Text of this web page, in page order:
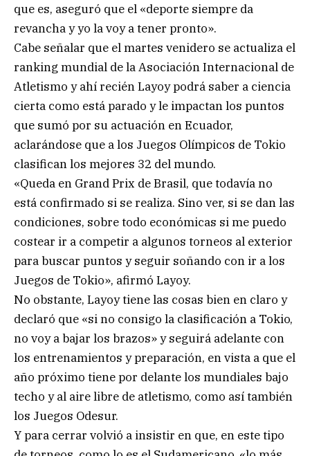
que es, aseguró que el «deporte siempre da
revancha y yo la voy a tener pronto».
Cabe señalar que el martes venidero se actualiza el
ranking mundial de la Asociación Internacional de
Atletismo y ahí recién Layoy podrá saber a ciencia
cierta como está parado y le impactan los puntos
que sumó por su actuación en Ecuador,
aclarándose que a los Juegos Olímpicos de Tokio
clasifican los mejores 32 del mundo.
«Queda en Grand Prix de Brasil, que todavía no
está confirmado si se realiza. Sino ver, si se dan las
condiciones, sobre todo económicas si me puedo
costear ir a competir a algunos torneos al exterior
para buscar puntos y seguir soñando con ir a los
Juegos de Tokio», afirmó Layoy.
No obstante, Layoy tiene las cosas bien en claro y
declaró que «si no consigo la clasificación a Tokio,
no voy a bajar los brazos» y seguirá adelante con
los entrenamientos y preparación, en vista a que el
año próximo tiene por delante los mundiales bajo
techo y al aire libre de atletismo, como así también
los Juegos Odesur.
Y para cerrar volvió a insistir en que, en este tipo